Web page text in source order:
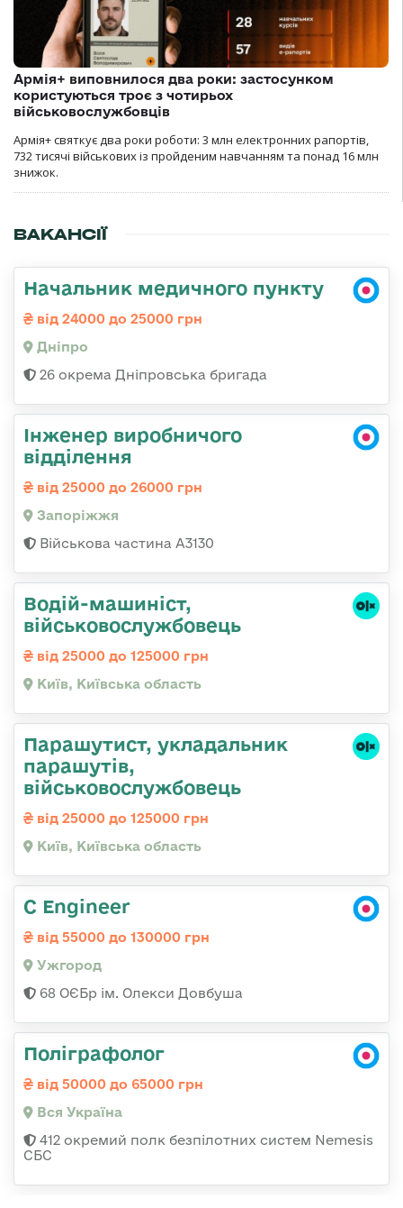
Армія+ виповнилося два роки: застосунком
користуються троє з чотирьох
військовослужбовців
Армія+ святкує два роки роботи: 3 млн електронних рапортів,
732 тисячі військових із пройденим навчанням та понад 16 млн
знижок.
ВАКАНСІЇ
Начальник медичного пункту
від 24000 до 25000 грн
Дніпро
26 окрема Дніпровська бригада
Інженер виробничого
відділення
від 25000 до 26000 грн
Запоріжжя
Військова частина А3130
Водій-машиніст,
військовослужбовець
від 25000 до 125000 грн
Київ, Київська область
Парашутист, укладальник
парашутів,
військовослужбовець
від 25000 до 125000 грн
Київ, Київська область
C Engineer
від 55000 до 130000 грн
Ужгород
68 ОЄБр ім. Олекси Довбуша
Поліграфолог
від 50000 до 65000 грн
Вся Україна
412 окремий полк безпілотних систем Nemesis
СБС